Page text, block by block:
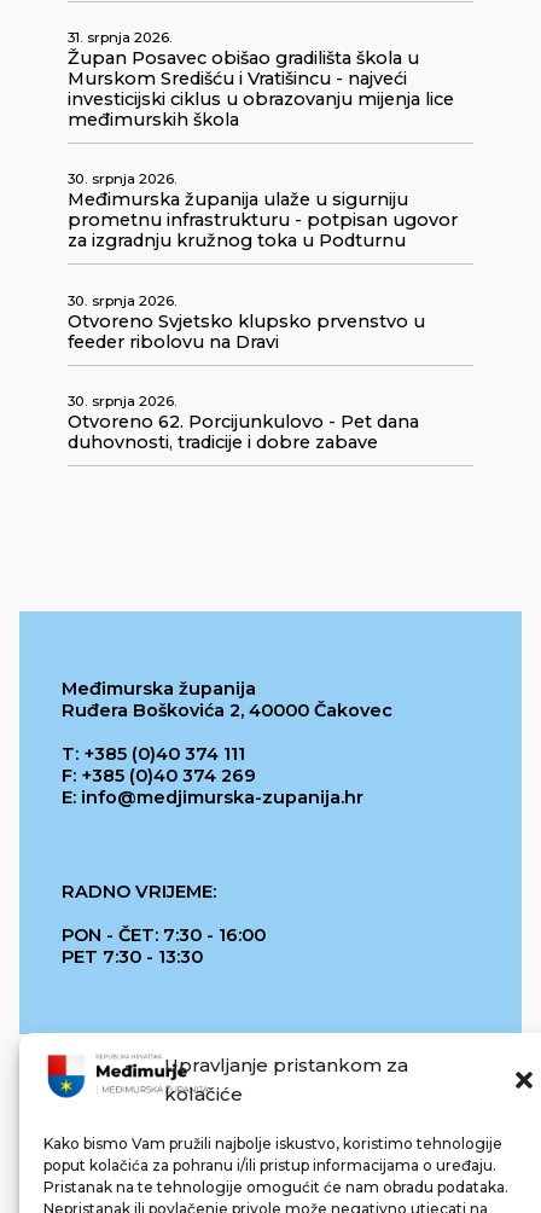
Upravljanje pristankom za
kolačiće
Kako bismo Vam pružili najbolje iskustvo, koristimo tehnologije
poput kolačića za pohranu i/ili pristup informacijama o uređaju.
Pristanak na te tehnologije omogućit će nam obradu podataka.
Nepristanak ili povlačenje privole može negativno utjecati na
31. srpnja 2026.
Župan Posavec obišao gradilišta škola u
Murskom Središću i Vratišincu - najveći
investicijski ciklus u obrazovanju mijenja lice
međimurskih škola
30. srpnja 2026.
Međimurska županija ulaže u sigurniju
prometnu infrastrukturu - potpisan ugovor
za izgradnju kružnog toka u Podturnu
30. srpnja 2026.
Otvoreno Svjetsko klupsko prvenstvo u
feeder ribolovu na Dravi
30. srpnja 2026.
Otvoreno 62. Porcijunkulovo - Pet dana
duhovnosti, tradicije i dobre zabave
Međimurska županija
Ruđera Boškovića 2, 40000 Čakovec
T: +385 (0)40 374 111
F: +385 (0)40 374 269
E: info@medjimurska-zupanija.hr
RADNO VRIJEME:
PON - ČET: 7:30 - 16:00
PET 7:30 - 13:30